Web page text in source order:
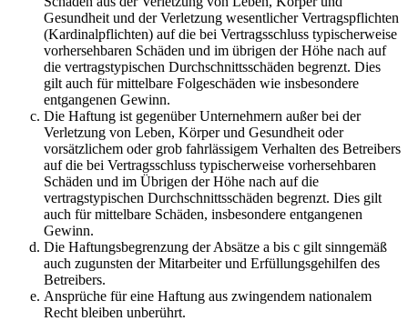
Gesundheit und der Verletzung wesentlicher Vertragspflichten
(Kardinalpflichten) auf die bei Vertragsschluss typischerweise
vorhersehbaren Schäden und im übrigen der Höhe nach auf
die vertragstypischen Durchschnittsschäden begrenzt. Dies
gilt auch für mittelbare Folgeschäden wie insbesondere
entgangenen Gewinn.
Die Haftung ist gegenüber Unternehmern außer bei der
Verletzung von Leben, Körper und Gesundheit oder
vorsätzlichem oder grob fahrlässigem Verhalten des Betreibers
auf die bei Vertragsschluss typischerweise vorhersehbaren
Schäden und im Übrigen der Höhe nach auf die
vertragstypischen Durchschnittsschäden begrenzt. Dies gilt
auch für mittelbare Schäden, insbesondere entgangenen
Gewinn.
Die Haftungsbegrenzung der Absätze a bis c gilt sinngemäß
auch zugunsten der Mitarbeiter und Erfüllungsgehilfen des
Betreibers.
Ansprüche für eine Haftung aus zwingendem nationalem
Recht bleiben unberührt.